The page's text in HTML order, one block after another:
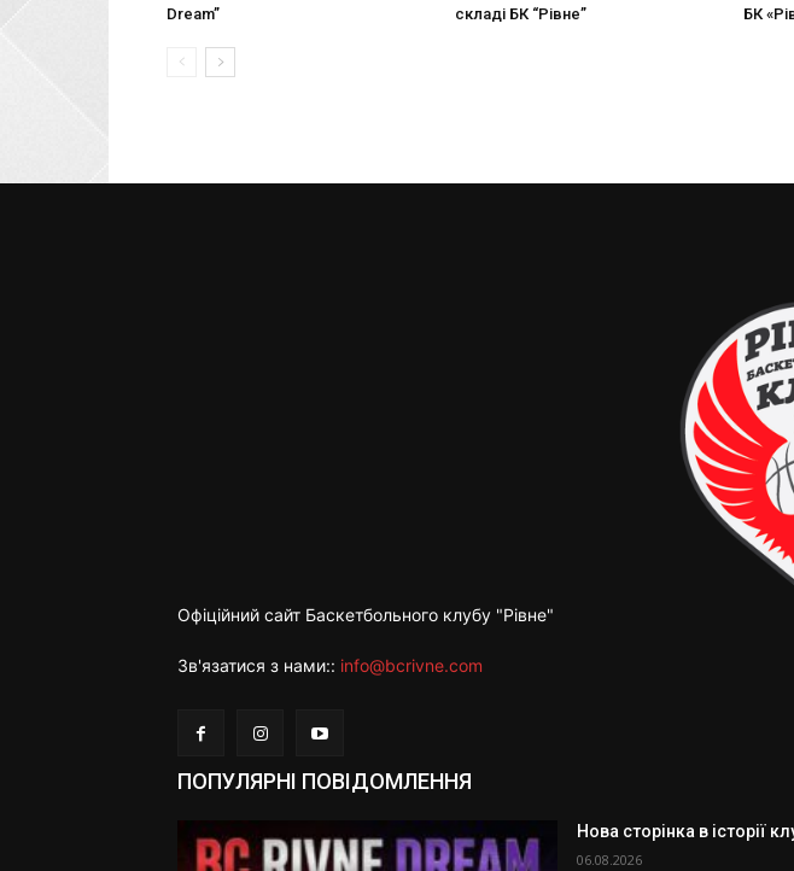
Dream”
складі БК “Рівне”
БК
Офіційний сайт Баскетбольного клубу "Рівне"
Зв'язатися з нами:: info@bcrivne.com
ПОПУЛЯРНІ ПОВІДОМЛЕННЯ
Нова сторінка в історії
06.08.2026